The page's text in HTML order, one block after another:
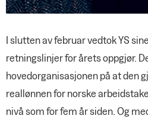
I slutten av februar vedtok YS
retningslinjer for årets oppgjør.
hovedorganisasjonen på at den
reallønnen for norske
nivå som for fem år siden. Og